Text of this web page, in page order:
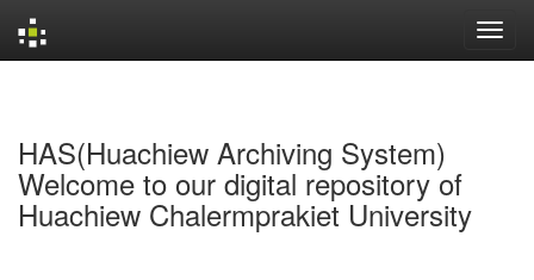
HAS(Huachiew Archiving System)
Welcome to our digital repository of
Huachiew Chalermprakiet University